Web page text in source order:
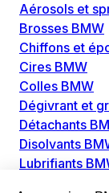
Aérosols et
Brosses BMW
Chiffons et
Cires BMW
Colles BMW
Dégivrant et
Détachants
Disolvants
Lubrifiants